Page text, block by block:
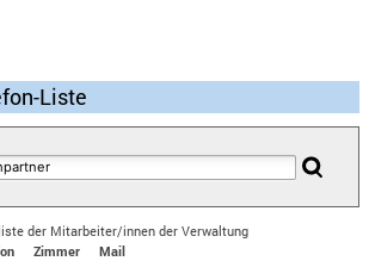
Liste
der Mitarbeiter/innen der Verwaltung
Zimmer
Mail